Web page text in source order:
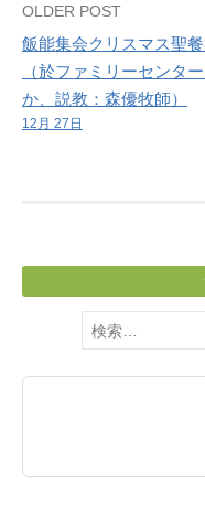
後
大
掃
除
Post
navigation
OLDER POST
飯能集会クリスマス聖
（於ファミリーセンタ
か、説教：森優牧師）
12月 27日
検
索: